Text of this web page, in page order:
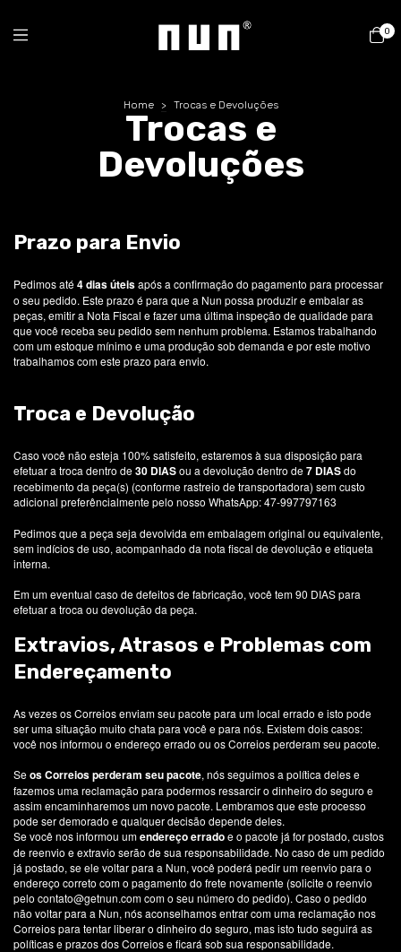
0
Home > Trocas e Devoluções
Trocas e
Devoluções
Prazo para Envio
Pedimos até4 dias úteisapós a confirmação do pagamento para processar
o seu pedido. Este prazo é para que a Nun possa produzir e embalar as
peças, emitir a Nota Fiscal e fazer uma última inspeção de qualidade para
que você receba seu pedido sem nenhum problema. Estamos trabalhando
com um estoque mínimo e uma produção sob demanda e por este motivo
trabalhamos com este prazo para envio.
Troca e Devolução
Caso você não esteja 100% satisfeito, estaremos à sua disposição para
efetuar a troca dentro de30 DIASou a devolução dentro de7 DIASdo
recebimento da peça(s) (conforme rastreio de transportadora) sem custo
adicional preferêncialmente pelo nosso WhatsApp: 47-997797163
Pedimos que a peça seja devolvida em embalagem original ou equivalente,
sem indícios de uso, acompanhado da nota fiscal de devolução e etiqueta
interna.
Em um eventual caso de defeitos de fabricação, você tem 90 DIAS para
efetuar a troca ou devolução da peça.
Extravios, Atrasos e Problemas com
Endereçamento
As vezes os Correios enviam seu pacote para um local errado e isto pode
ser uma situação muito chata para você e para nós. Existem dois casos:
você nos informou o endereço errado ou os Correios perderam seu pacote.
Seos Correios perderam seu pacote, nós seguimos a política deles e
fazemos uma reclamação para podermos ressarcir o dinheiro do seguro e
assim encaminharemos um novo pacote. Lembramos que este processo
pode ser demorado e qualquer decisão depende deles.
Se você nos informou umendereço erradoe o pacote já for postado, custos
de reenvio e extravio serão de sua responsabilidade. No caso de um pedido
já postado, se ele voltar para a Nun, você poderá pedir um reenvio para o
endereço correto com o pagamento do frete novamente (solicite o reenvio
pelo contato@getnun.comcom o seu número do pedido). Caso o pedido
não voltar para a Nun, nós aconselhamos entrar com uma reclamação nos
Correios para tentar liberar o dinheiro do seguro, mas isto tudo seguirá as
políticas e prazos dos Correios e ficará sob sua responsabilidade.